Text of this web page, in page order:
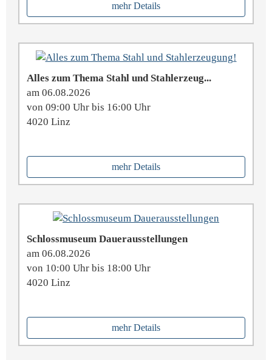
mehr Details
Alles zum Thema Stahl und Stahlerzeug...
am 06.08.2026
von 09:00 Uhr bis 16:00 Uhr
4020 Linz
mehr Details
Schlossmuseum Dauerausstellungen
am 06.08.2026
von 10:00 Uhr bis 18:00 Uhr
4020 Linz
mehr Details